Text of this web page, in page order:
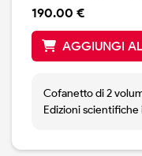
190.00 €
AGGIUNGI
Cofanetto di 2
Edizioni scientifiche